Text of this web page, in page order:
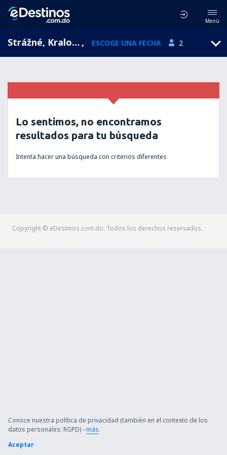
Menú
Strážné, Kralovehradecky, República Checa , ESCOGE UNA FECHA 2
Lo sentimos, no encontramos
resultados para tu búsqueda
Intenta hacer una búsqueda con criterios diferentes
Copyright © eDestinos.com.do. Todos los derechos reservados.
Conoce nuestra política de privacidad (también en el contexto de los
datos personales: RGPD) -más.
Aceptar